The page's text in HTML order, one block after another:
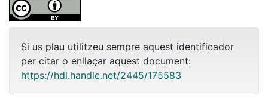
Si us plau utilitzeu sempre aquest identificador
per citar o enllaçar aquest document:
https://hdl.handle.net/2445/175583